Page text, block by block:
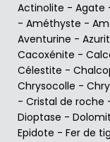
Actinolite - Agate
- Améthyste -
Aventurine -
Cacoxénite -
Célestite -
Chrysocolle -
- Cristal de roche
Dioptase -
Epidote - Fer de